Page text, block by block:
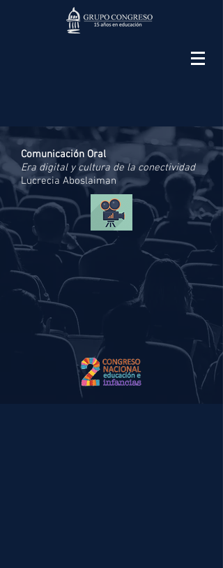
Comunicación Oral
Era digital y cultura de la conectividad
Lucrecia Aboslaiman